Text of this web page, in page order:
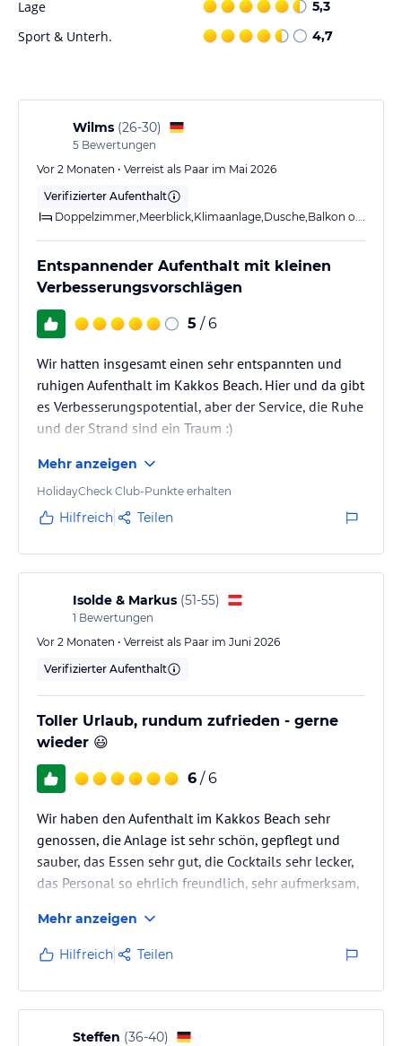
Das Hotel bietet verschiedene Freizeiteinrichtungen, darunter
ein Fitnesscenter zur Verfügung. Darüber hinaus bietet das Hotel
eine 24-Stunden-Rezeption und eine Gepäckaufbewahrung, um
Ihren Aufenthalt so angenehm wie möglich zu gestalten.
Angaben ohne Gewähr. Bitte lies vor der Buchung die
verbindlichenAngebotsdetailsdes jeweiligen Veranstalters.
Lage 5,3
Sport & Unterh. 4,7
Wilms (26-30)
5 Bewertungen
Vor 2 Monaten • Verreist als Paar im Mai 2026
Verifizierter Aufenthalt
Entspannender Aufenthalt mit kleinen
Verbesserungsvorschlägen
5 / 6
Wir hatten insgesamt einen sehr entspannten und
ruhigen Aufenthalt im Kakkos Beach. Hier und da gibt
es Verbesserungspotential, aber der Service, die Ruhe
und der Strand sind ein Traum :)
genossen.
Mehr anzeigen
HolidayCheck Club-Punkte erhalten
Hilfreich Teilen
Isolde & Markus (51-55)
1 Bewertungen
Vor 2 Monaten • Verreist als Paar im Juni 2026
Verifizierter Aufenthalt
Toller Urlaub, rundum zufrieden - gerne
wieder 😃
6 / 6
Wir haben den Aufenthalt im Kakkos Beach sehr
genossen, die Anlage ist sehr schön, gepflegt und
sauber, das Essen sehr gut, die Cocktails sehr lecker,
das Personal so ehrlich freundlich, sehr aufmerksam,
Gefühl, dass die Menschen sehr gerne dort arbeiten.
Wir waren sehr zufrieden, einzig für die Liegen am
Strand wäre mehr Komfort (Liege mit Auflage)
wünschenswert - und am Kakkos-Beach-Pool mehr
als nur 12 Stk.- die waren leider trotz Hinweis immer
„Handtuch…
Mehr anzeigen
Hilfreich Teilen
Steffen (36-40)